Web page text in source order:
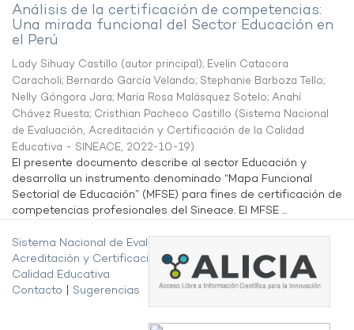
Análisis de la certificación de competencias:
Una mirada funcional del Sector Educación en
el Perú
Lady Sihuay Castillo (autor principal); Evelin Catacora
Caracholi; Bernardo García Velando; Stephanie Barboza Tello;
Nelly Góngora Jara; María Rosa Malásquez Sotelo; Anahí
Chávez Ruesta; Cristhian Pacheco Castillo (Sistema Nacional
de Evaluación, Acreditación y Certificación de la Calidad
Educativa - SINEACE, 2022-10-19)
El presente documento describe al sector Educación y
desarrolla un instrumento denominado “Mapa Funcional
Sectorial de Educación” (MFSE) para fines de certificación de
competencias profesionales del Sineace. El MFSE ...
Sistema Nacional de Evaluación,
Acreditación y Certificación de la
Calidad Educativa
Contacto
Sugerencias